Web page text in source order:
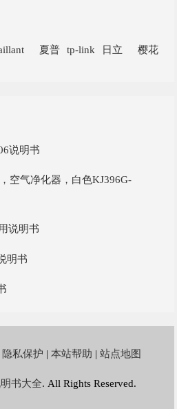
夏普 tp-link 日立
樱花
说明书
空气净化器，白色KJ396G-
说明书
明书
隐私保护 | 本站帮助 | 站点地图
书大全. All Rights Reserved.